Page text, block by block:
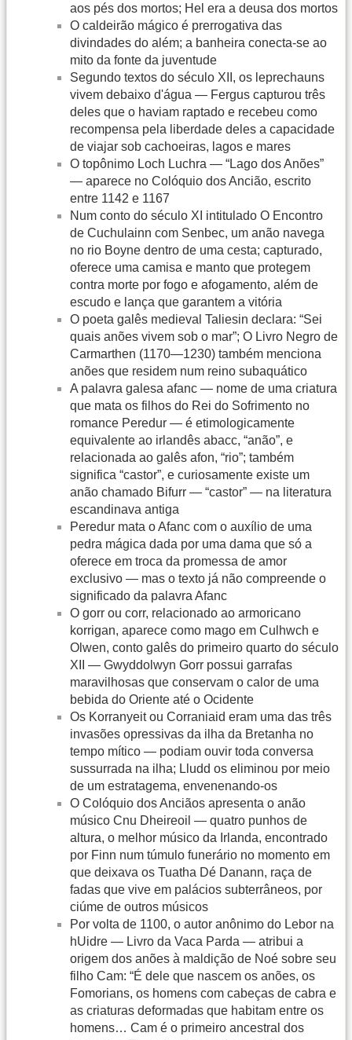
aos pés dos mortos; Hel era a deusa dos mortos
O caldeirão mágico é prerrogativa das
divindades do além; a banheira conecta-se ao
mito da fonte da juventude
Segundo textos do século XII, os leprechauns
vivem debaixo d'água — Fergus capturou três
deles que o haviam raptado e recebeu como
recompensa pela liberdade deles a capacidade
de viajar sob cachoeiras, lagos e mares
O topônimo Loch Luchra — “Lago dos Anões”
— aparece no Colóquio dos Ancião, escrito
entre 1142 e 1167
Num conto do século XI intitulado O Encontro
de Cuchulainn com Senbec, um anão navega
no rio Boyne dentro de uma cesta; capturado,
oferece uma camisa e manto que protegem
contra morte por fogo e afogamento, além de
escudo e lança que garantem a vitória
O poeta galês medieval Taliesin declara: “Sei
quais anões vivem sob o mar”; O Livro Negro de
Carmarthen (1170—1230) também menciona
anões que residem num reino subaquático
A palavra galesa afanc — nome de uma criatura
que mata os filhos do Rei do Sofrimento no
romance Peredur — é etimologicamente
equivalente ao irlandês abacc, “anão”, e
relacionada ao galês afon, “rio”; também
significa “castor”, e curiosamente existe um
anão chamado Bifurr — “castor” — na literatura
escandinava antiga
Peredur mata o Afanc com o auxílio de uma
pedra mágica dada por uma dama que só a
oferece em troca da promessa de amor
exclusivo — mas o texto já não compreende o
significado da palavra Afanc
O gorr ou corr, relacionado ao armoricano
korrigan, aparece como mago em Culhwch e
Olwen, conto galês do primeiro quarto do século
XII — Gwyddolwyn Gorr possui garrafas
maravilhosas que conservam o calor de uma
bebida do Oriente até o Ocidente
Os Korranyeit ou Corraniaid eram uma das três
invasões opressivas da ilha da Bretanha no
tempo mítico — podiam ouvir toda conversa
sussurrada na ilha; Lludd os eliminou por meio
de um estratagema, envenenando-os
O Colóquio dos Anciãos apresenta o anão
músico Cnu Dheireoil — quatro punhos de
altura, o melhor músico da Irlanda, encontrado
por Finn num túmulo funerário no momento em
que deixava os Tuatha Dé Danann, raça de
fadas que vive em palácios subterrâneos, por
ciúme de outros músicos
Por volta de 1100, o autor anônimo do Lebor na
hUidre — Livro da Vaca Parda — atribui a
origem dos anões à maldição de Noé sobre seu
filho Cam: “É dele que nascem os anões, os
Fomorians, os homens com cabeças de cabra e
as criaturas deformadas que habitam entre os
homens… Cam é o primeiro ancestral dos